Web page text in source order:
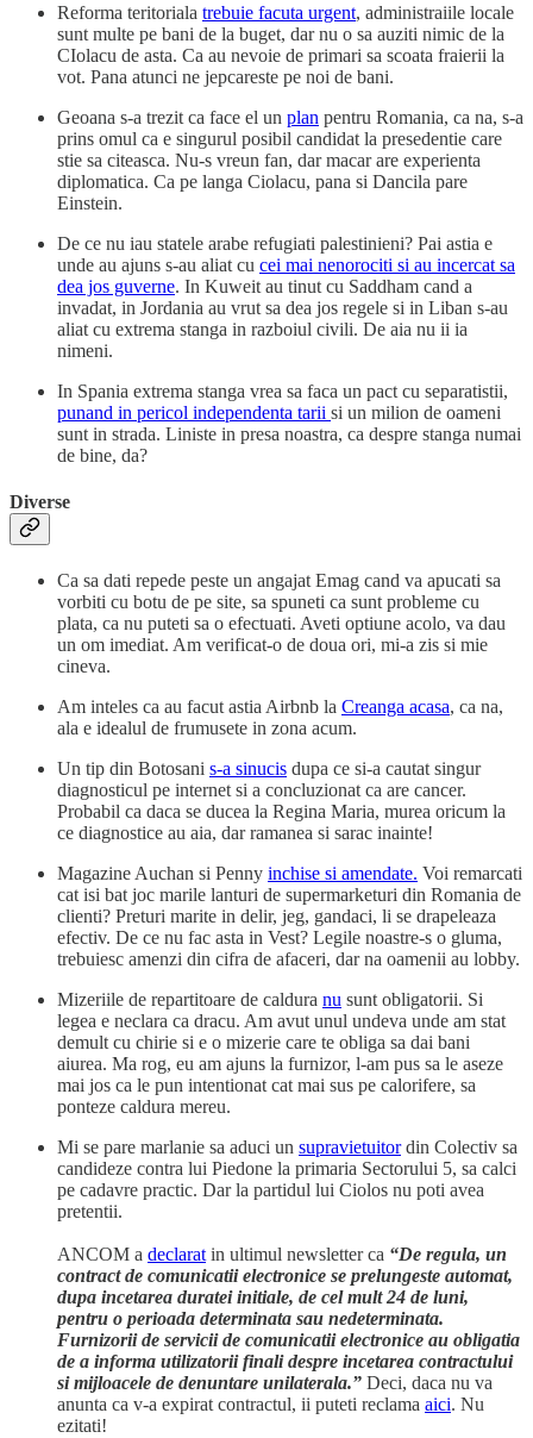
Reforma teritoriala trebuie facuta urgent, administraiile locale
sunt multe pe bani de la buget, dar nu o sa auziti nimic de la
CIolacu de asta. Ca au nevoie de primari sa scoata fraierii la
vot. Pana atunci ne jepcareste pe noi de bani.
Geoana s-a trezit ca face el un plan pentru Romania, ca na, s-a
prins omul ca e singurul posibil candidat la presedentie care
stie sa citeasca. Nu-s vreun fan, dar macar are experienta
diplomatica. Ca pe langa Ciolacu, pana si Dancila pare
Einstein.
De ce nu iau statele arabe refugiati palestinieni? Pai astia e
unde au ajuns s-au aliat cu cei mai nenorociti si au incercat sa
dea jos guverne. In Kuweit au tinut cu Saddham cand a
invadat, in Jordania au vrut sa dea jos regele si in Liban s-au
aliat cu extrema stanga in razboiul civili. De aia nu ii ia
nimeni.
In Spania extrema stanga vrea sa faca un pact cu separatistii,
punand in pericol independenta tarii si un milion de oameni
sunt in strada. Liniste in presa noastra, ca despre stanga numai
de bine, da?
Diverse
Ca sa dati repede peste un angajat Emag cand va apucati sa
vorbiti cu botu de pe site, sa spuneti ca sunt probleme cu
plata, ca nu puteti sa o efectuati. Aveti optiune acolo, va dau
un om imediat. Am verificat-o de doua ori, mi-a zis si mie
cineva.
Am inteles ca au facut astia Airbnb la Creanga acasa, ca na,
ala e idealul de frumusete in zona acum.
Un tip din Botosani s-a sinucis dupa ce si-a cautat singur
diagnosticul pe internet si a concluzionat ca are cancer.
Probabil ca daca se ducea la Regina Maria, murea oricum la
ce diagnostice au aia, dar ramanea si sarac inainte!
Magazine Auchan si Penny inchise si amendate. Voi remarcati
cat isi bat joc marile lanturi de supermarketuri din Romania de
clienti? Preturi marite in delir, jeg, gandaci, li se drapeleaza
efectiv. De ce nu fac asta in Vest? Legile noastre-s o gluma,
trebuiesc amenzi din cifra de afaceri, dar na oamenii au lobby.
Mizeriile de repartitoare de caldura nu sunt obligatorii. Si
legea e neclara ca dracu. Am avut unul undeva unde am stat
demult cu chirie si e o mizerie care te obliga sa dai bani
aiurea. Ma rog, eu am ajuns la furnizor, l-am pus sa le aseze
mai jos ca le pun intentionat cat mai sus pe calorifere, sa
ponteze caldura mereu.
Mi se pare marlanie sa aduci un supravietuitordin Colectiv sa
candideze contra lui Piedone la primaria Sectorului 5, sa calci
pe cadavre practic. Dar la partidul lui Ciolos nu poti avea
pretentii.
ANCOM a declaratin ultimul newsletter ca “De regula, un
contract de comunicatii electronice se prelungeste automat,
dupa incetarea duratei initiale, de cel mult 24 de luni,
pentru o perioada determinata sau nedeterminata.
Furnizorii de servicii de comunicatii electronice au obligatia
de a informa utilizatorii finali despre incetarea contractului
si mijloacele de denuntare unilaterala.” Deci, daca nu va
anunta ca v-a expirat contractul, ii puteti reclama aici. Nu
ezitati!